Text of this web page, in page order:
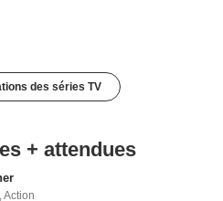
des séries TV
+ attendues
,Action